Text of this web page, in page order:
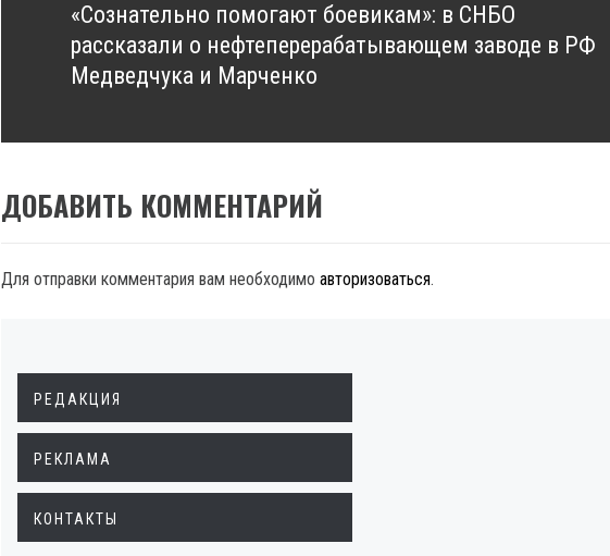
Next
post:
«Сознательно помогают боевикам»: в СНБО
рассказали о нефтеперерабатывающем заводе в РФ
Медведчука и Марченко
ДОБАВИТЬ КОММЕНТАРИЙ
Для отправки комментария вам необходимо авторизоваться.
РЕДАКЦИЯ
РЕКЛАМА
КОНТАКТЫ